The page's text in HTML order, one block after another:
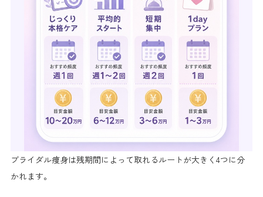
ブライダル痩身は残期間によって取れるルートが大きく4つに分
かれます。